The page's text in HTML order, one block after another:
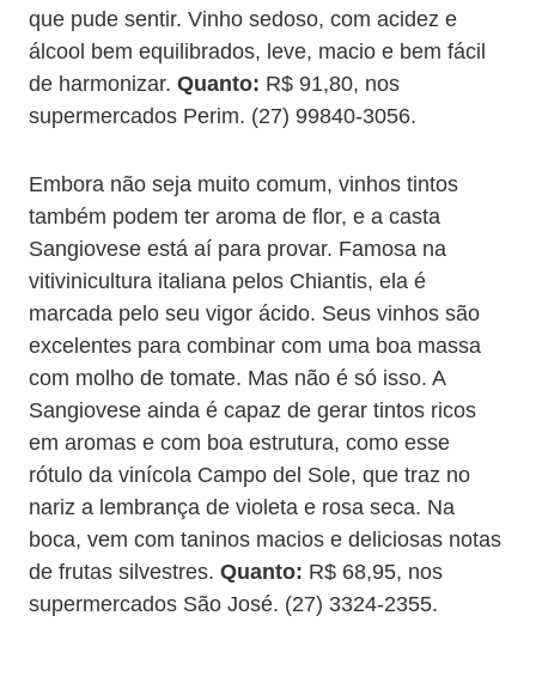
que pude sentir. Vinho sedoso, com acidez e
álcool bem equilibrados, leve, macio e bem fácil
de harmonizar.Quanto: R$ 91,80, nos
supermercados Perim. (27) 99840-3056.
Embora não seja muito comum, vinhos tintos
também podem ter aroma de flor, e a casta
Sangiovese está aí para provar. Famosa na
vitivinicultura italiana pelos Chiantis, ela é
marcada pelo seu vigor ácido. Seus vinhos são
excelentes para combinar com uma boa massa
com molho de tomate. Mas não é só isso. A
Sangiovese ainda é capaz de gerar tintos ricos
em aromas e com boa estrutura, como esse
rótulo da vinícola Campo del Sole, que traz no
nariz a lembrança de violeta e rosa seca. Na
boca, vem com taninos macios e deliciosas notas
de frutas silvestres.Quanto: R$ 68,95, nos
supermercados São José. (27) 3324-2355.